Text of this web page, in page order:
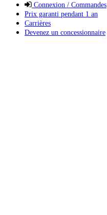
Connexion / Commandes
Prix garanti pendant 1 an
Carrières
Devenez un concessionnaire